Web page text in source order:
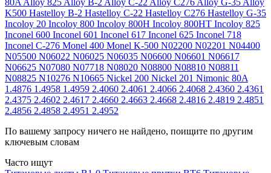
80A Alloy 825 Alloy B-2 Alloy C-22 Alloy C276 Alloy G-35 Alloy
K500 Hastelloy B-2 Hastelloy C-22 Hastelloy C276 Hastelloy G-35
Incoloy 20 Incoloy 800 Incoloy 800H Incoloy 800HT Incoloy 825
Inconel 600 Inconel 601 Inconel 617 Inconel 625 Inconel 718
Inconel C-276 Monel 400 Monel K-500 N02200 N02201 N04400
N05500 N06022 N06025 N06035 N06600 N06601 N06617
N06625 N07080 N07718 N08020 N08800 N08810 N08811
N08825 N10276 N10665 Nickel 200 Nickel 201 Nimonic 80A
1.4876 1.4958 1.4959 2.4060 2.4061 2.4066 2.4068 2.4360 2.4361
2.4375 2.4602 2.4617 2.4660 2.4663 2.4668 2.4816 2.4819 2.4851
2.4856 2.4858 2.4951 2.4952
По вашему запросу ничего не найдено, поищите по другим
ключевым словам
Часто ищут